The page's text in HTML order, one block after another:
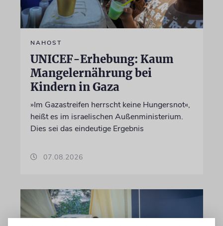
NAHOST
UNICEF-Erhebung: Kaum
Mangelernährung bei
Kindern in Gaza
»Im Gazastreifen herrscht keine Hungersnot«,
heißt es im israelischen Außenministerium.
Dies sei das eindeutige Ergebnis
07.08.2026